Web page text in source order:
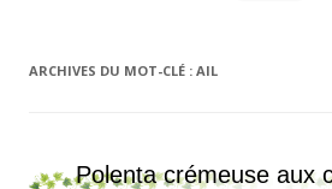
ARCHIVES DU MOT-CLÉ : AIL
Polenta crémeuse aux